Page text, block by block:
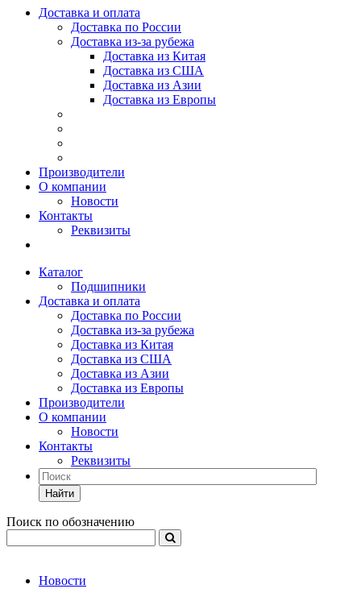
Доставка и оплата
Доставка по России
Доставка из-за рубежа
Доставка из Китая
Доставка из США
Доставка из Азии
Доставка из Европы
Производители
О компании
Новости
Контакты
Реквизиты
Каталог
Подшипники
Доставка и оплата
Доставка по России
Доставка из-за рубежа
Доставка из Китая
Доставка из США
Доставка из Азии
Доставка из Европы
Производители
О компании
Новости
Контакты
Реквизиты
Найти
Поиск по обозначению
Новости